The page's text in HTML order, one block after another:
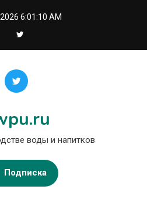
6:01:10 AM
воды и напитков
Подписка